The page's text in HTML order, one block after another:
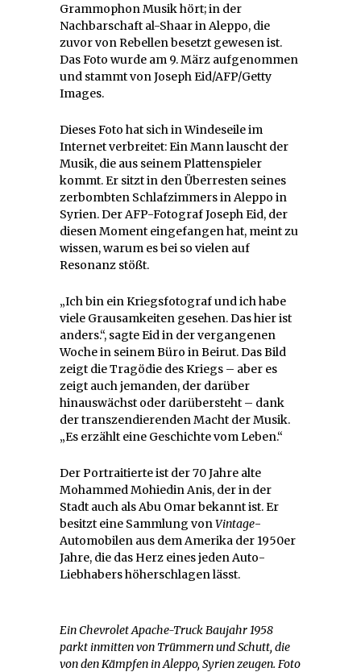
Grammophon Musik hört; in der
Nachbarschaft al-Shaar in Aleppo, die
zuvor von Rebellen besetzt gewesen ist.
Das Foto wurde am 9. März aufgenommen
und stammt von Joseph Eid/AFP/Getty
Images.
Dieses Foto hat sich in Windeseile im
Internet verbreitet: Ein Mann lauscht der
Musik, die aus seinem Plattenspieler
kommt. Er sitzt in den Überresten seines
zerbombten Schlafzimmers in Aleppo in
Syrien. Der AFP-Fotograf Joseph Eid, der
diesen Moment eingefangen hat, meint zu
wissen, warum es bei so vielen auf
Resonanz stößt.
„Ich bin ein Kriegsfotograf und ich habe
viele Grausamkeiten gesehen. Das hier ist
anders.“, sagte Eid in der vergangenen
Woche in seinem Büro in Beirut. Das Bild
zeigt die Tragödie des Kriegs – aber es
zeigt auch jemanden, der darüber
hinauswächst oder darübersteht – dank
der transzendierenden Macht der Musik.
„Es erzählt eine Geschichte vom Leben.“
Der Portraitierte ist der 70 Jahre alte
Mohammed Mohiedin Anis, der in der
Stadt auch als Abu Omar bekannt ist. Er
besitzt eine Sammlung vonVintage-
Automobilen aus dem Amerika der 1950er
Jahre, die das Herz eines jeden Auto-
Liebhabers höherschlagen lässt.
Ein Chevrolet Apache-Truck Baujahr 1958
parkt inmitten von Trümmern und Schutt, die
von den Kämpfen in Aleppo, Syrien zeugen. Foto